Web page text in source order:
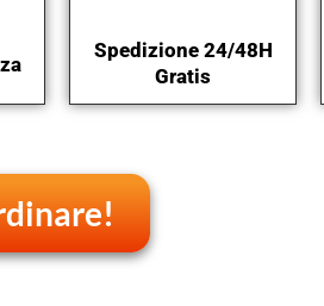
Spedizione 24/48H
Gratis